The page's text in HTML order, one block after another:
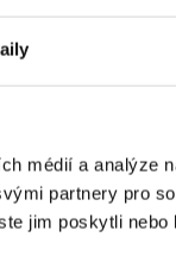
médií a analýze
partnery pro
jim poskytli